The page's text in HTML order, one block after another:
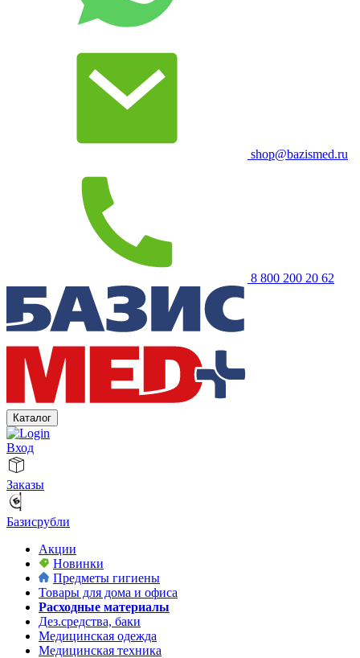
shop@bazismed.ru
8 800 200 20 62
Каталог
Вход
Заказы
Базисрубли
Акции
Новинки
Предметы гигиены
Товары для дома и офиса
Расходные материалы
Дез.средства, баки
Медицинская одежда
Медицинская техника